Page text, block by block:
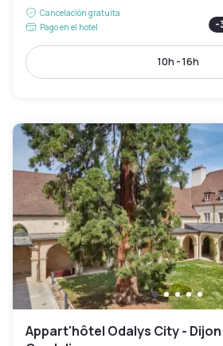
Cancelación gratuita
Pago en el hotel
-
10h - 16h
Appart'hôtel Odalys City -